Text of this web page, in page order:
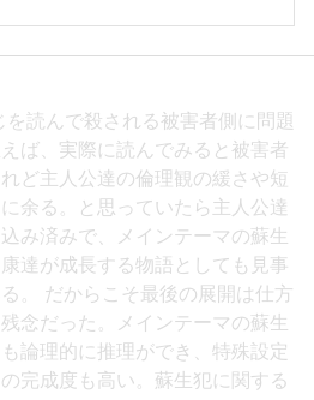
を読んで殺される被害者側に問題
ば、実際に読んでみると被害者
ど主人公達の倫理観の緩さや短
余る。と思っていたら主人公達
み済みで、メインテーマの蘇生
達が成長する物語としても見事
。 だからこそ最後の展開は仕方
念だった。メインテーマの蘇生
論理的に推理ができ、特殊設定
完成度も高い。蘇生犯に関する